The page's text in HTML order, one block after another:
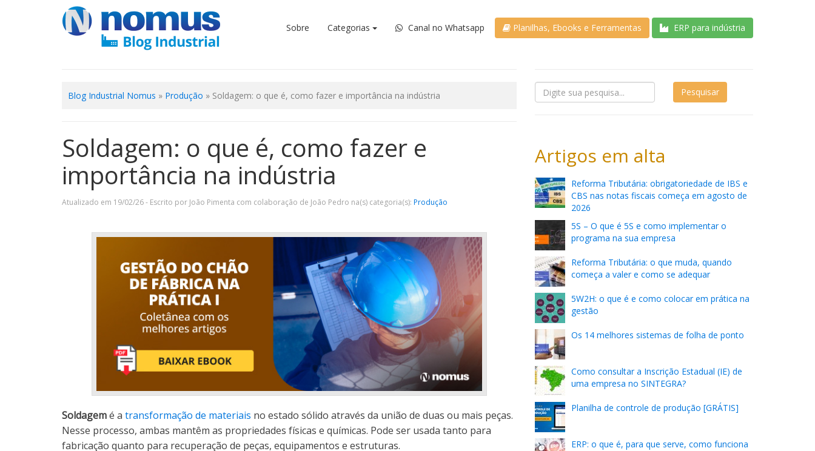
Sobre Categorias Canal no Whatsapp Planilhas, Ebooks e Ferramentas ERP para indústria
Blog Industrial Nomus » Produção » Soldagem: o que é, como fazer e importância na indústria
Soldagem: o que é, como fazer e
importância na indústria
Atualizado em 19/02/26 - Escrito por João Pimenta com colaboração de João Pedro na(s) categoria(s): Produção
Soldagemé a transformação de materiais no estado sólido através da união de duas ou mais peças.
Nesse processo, ambas mantêm as propriedades físicas e químicas. Pode ser usada tanto para
fabricação quanto para recuperação de peças, equipamentos e estruturas.
Artigos em alta
Reforma Tributária: obrigatoriedade de IBS e
CBS nas notas fiscais começa em agosto de
2026
5S – O que é 5S e como implementar o
programa na sua empresa
Reforma Tributária: o que muda, quando
começa a valer e como se adequar
5W2H: o que é e como colocar em prática na
gestão
Os 14 melhores sistemas de folha de ponto
Como consultar a Inscrição Estadual (IE) de
uma empresa no SINTEGRA?
Planilha de controle de produção [GRÁTIS]
ERP: o que é, para que serve, como funciona